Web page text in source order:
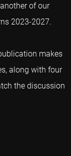
of our
2023-2027.
makes
along with four
the discussion